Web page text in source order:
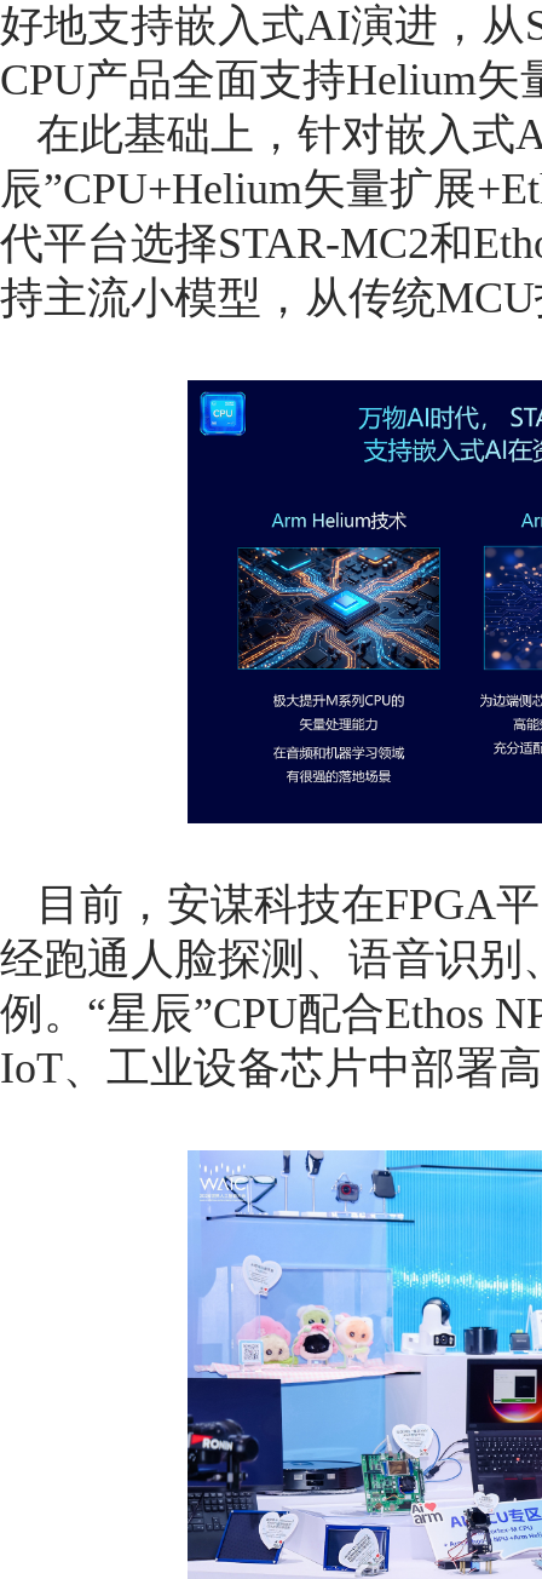
好地支持嵌入式AI演进，从
CPU产品全面支持Helium矢
在此基础上，针对嵌入式
辰”CPU+Helium矢量扩展
代平台选择STAR-MC2和
持主流小模型，从传统
目前，安谋科技在FPGA
经跑通人脸探测、语音识
例。“星辰”CPU配合Ethos
IoT、工业设备芯片中部署